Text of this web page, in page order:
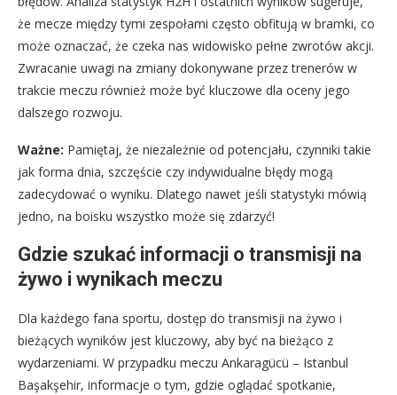
że mecze między tymi zespołami często obfitują w bramki, co
może oznaczać, że czeka nas widowisko pełne zwrotów akcji.
Zwracanie uwagi na zmiany dokonywane przez trenerów w
trakcie meczu również może być kluczowe dla oceny jego
dalszego rozwoju.
Ważne: Pamiętaj, że niezależnie od potencjału, czynniki takie
jak forma dnia, szczęście czy indywidualne błędy mogą
zadecydować o wyniku. Dlatego nawet jeśli statystyki mówią
jedno, na boisku wszystko może się zdarzyć!
Gdzie szukać informacji o transmisji na
żywo i wynikach meczu
Dla każdego fana sportu, dostęp do transmisji na żywo i
bieżących wyników jest kluczowy, aby być na bieżąco z
wydarzeniami. W przypadku meczu Ankaragücü – Istanbul
Başakşehir, informacje o tym, gdzie oglądać spotkanie,